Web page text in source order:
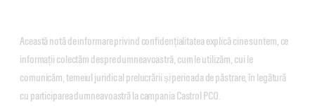
Această notă de informare privind confidențialitatea explică cine suntem, ce
informații colectăm despre dumneavoastră, cum le utilizăm, cui le
comunicăm, temeiul juridic al prelucrării și perioada de păstrare, în legătură
cu participarea dumneavoastră la campania Castrol PCO.